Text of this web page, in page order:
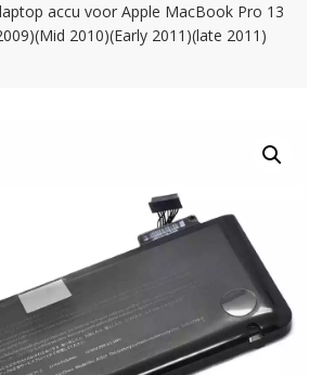
accu voor Apple MacBook Pro 13
2010)(Early 2011)(late 2011)